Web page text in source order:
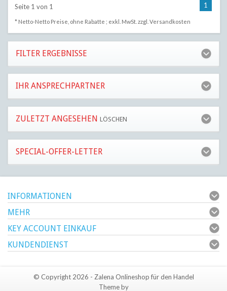
Seite 1 von 1 1
* Netto-Netto Preise, ohne Rabatte ; exkl. MwSt. zzgl. Versandkosten
FILTER ERGEBNISSE
IHR ANSPRECHPARTNER
ZULETZT ANGESEHEN LÖSCHEN
SPECIAL-OFFER-LETTER
INFORMATIONEN
MEHR
KEY ACCOUNT EINKAUF
KUNDENDIENST
© Copyright 2026 - Zalena Onlineshop für den Handel
Theme by